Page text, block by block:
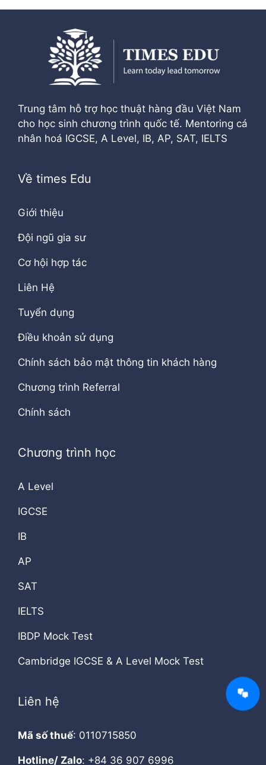
Trung tâm hỗ trợ học thuật hàng đầu Việt Nam
cho học sinh chương trình quốc tế. Mentoring cá
nhân hoá IGCSE, A Level, IB, AP, SAT, IELTS
Về times Edu
Giới thiệu
Đội ngũ gia sư
Cơ hội hợp tác
Liên Hệ
Tuyển dụng
Điều khoản sử dụng
Chính sách bảo mật thông tin khách hàng
Chương trình Referral
Chính sách
Chương trình học
A Level
IGCSE
IB
AP
SAT
IELTS
IBDP Mock Test
Cambridge IGCSE & A Level Mock Test
Liên hệ
Mã số thuế: 0110715850
Hotline/ Zalo: +84 36 907 6996